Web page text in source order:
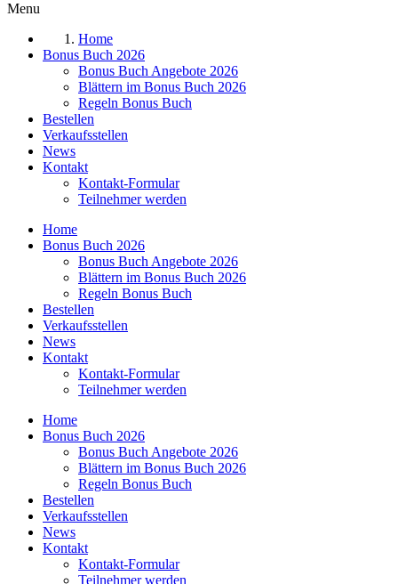
Menu
Home
Bonus Buch 2026
Bonus Buch Angebote 2026
Blättern im Bonus Buch 2026
Regeln Bonus Buch
Bestellen
Verkaufsstellen
News
Kontakt
Kontakt-Formular
Teilnehmer werden
Home
Bonus Buch 2026
Bonus Buch Angebote 2026
Blättern im Bonus Buch 2026
Regeln Bonus Buch
Bestellen
Verkaufsstellen
News
Kontakt
Kontakt-Formular
Teilnehmer werden
Home
Bonus Buch 2026
Bonus Buch Angebote 2026
Blättern im Bonus Buch 2026
Regeln Bonus Buch
Bestellen
Verkaufsstellen
News
Kontakt
Kontakt-Formular
Teilnehmer werden